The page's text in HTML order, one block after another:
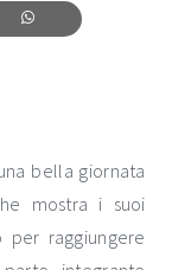
bella giornata
mostra i suoi
raggiungere